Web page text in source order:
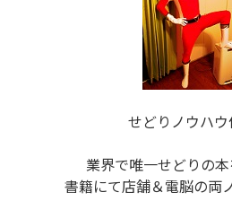
せどりノウハウ
業界で唯一せどりの本
書籍にて店舗＆電脳の両